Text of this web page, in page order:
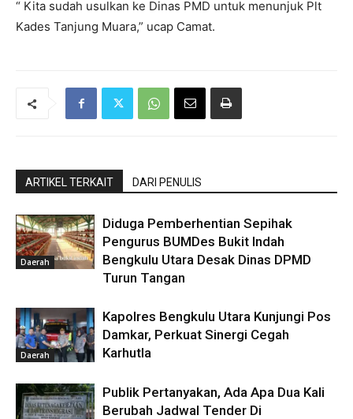
“ Kita sudah usulkan ke Dinas PMD untuk menunjuk Plt
Kades Tanjung Muara,” ucap Camat.
ARTIKEL TERKAIT DARI PENULIS
Daerah
Diduga Pemberhentian Sepihak
Pengurus BUMDes Bukit Indah
Bengkulu Utara Desak Dinas DPMD
Turun Tangan
Daerah
Kapolres Bengkulu Utara Kunjungi Pos
Damkar, Perkuat Sinergi Cegah
Karhutla
Publik Pertanyakan, Ada Apa Dua Kali
Berubah Jadwal Tender Di